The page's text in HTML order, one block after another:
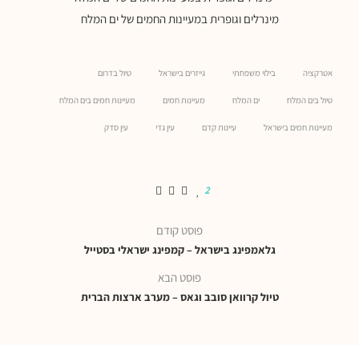
מינרלים וגופרית במעיינות החמים של ים המלח
אטרקציה בילוי משפחתי גייזרים בישראל טיול בדרום
טיול בים המלח ים המלח מעיינות חמים מעיינות חמים בים המלח
מעיינות חמים בישראל עיינות קדם עין גדי עין סדק
2
פוסט קודם
גלאמפינג בישראל – קמפינג ישראלי בסטייל
פוסט הבא
טיול קרוואן סובב וגאס – מערב ארצות הברית